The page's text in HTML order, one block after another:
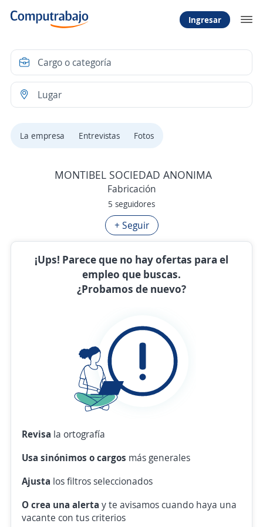
Ingresar
La empresa Entrevistas Fotos
MONTIBEL SOCIEDAD ANONIMA
Fabricación
5 seguidores
+ Seguir
¡Ups! Parece que no hay ofertas para el
empleo que buscas.
¿Probamos de nuevo?
Revisa la ortografía
Usa sinónimos o cargos más generales
Ajusta los filtros seleccionados
O crea una alerta y te avisamos cuando haya una
vacante con tus criterios